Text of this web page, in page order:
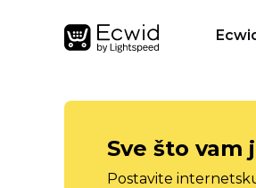
Sve što
Postavite